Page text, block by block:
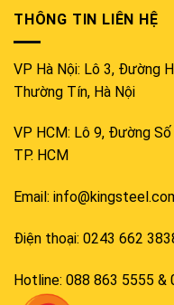
THÔNG TIN LIÊN HỆ
VP Hà Nội: Lô 3, Đường
Thường Tín, Hà Nội
VP HCM: Lô 9, Đường Số
TP. HCM
Email:
Điện thoại: 0243 662
Hotline: 088 863 5555 &